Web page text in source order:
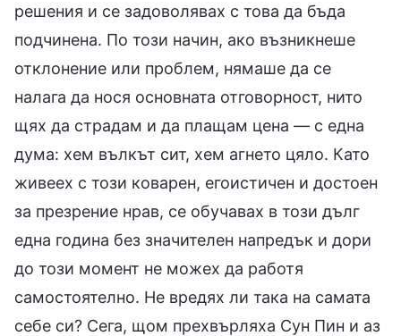
решения и се задоволявах с това да бъда
подчинена. По този начин, ако възникнеше
отклонение или проблем, нямаше да се
налага да нося основната отговорност, нито
щях да страдам и да плащам цена — с една
дума: хем вълкът сит, хем агнето цяло. Като
живеех с този коварен, егоистичен и достоен
за презрение нрав, се обучавах в този дълг
една година без значителен напредък и дори
до този момент не можех да работя
самостоятелно. Не вредях ли така на самата
себе си? Сега, щом прехвърляха Сун Пин и аз